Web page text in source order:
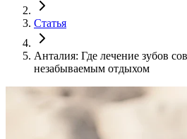
Статья
Анталия: Где лечение зубов
незабываемым отдыхом